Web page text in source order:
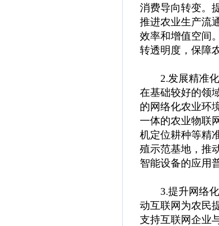
消费导向转变。
推进农业生产流
效率和增值空间
转透明度，保障
2.发展精准化
在基础较好的领
的网络化农业环
一体的农业物联
机定位耕种等精
殖示范基地，推
智能设备的应用
3.提升网络化
动互联网为农民
支持互联网企业